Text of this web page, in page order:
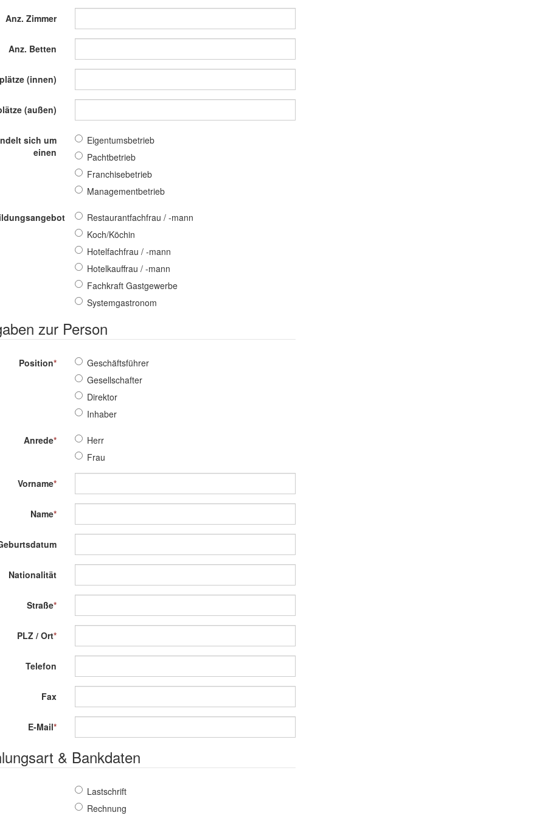
Anz. Zimmer
Anz. Betten
(innen)
(außen)
sich um
einen
Eigentumsbetrieb
Pachtbetrieb
Franchisebetrieb
Managementbetrieb
Restaurantfachfrau / -mann
Koch/Köchin
Hotelfachfrau / -mann
Hotelkauffrau / -mann
Fachkraft Gastgewerbe
Systemgastronom
zur Person
Position*
Geschäftsführer
Gesellschafter
Direktor
Inhaber
Anrede*
Herr
Frau
Vorname*
Name*
Nationalität
Straße*
PLZ / Ort*
Telefon
Fax
E-Mail*
& Bankdaten
Lastschrift
Rechnung